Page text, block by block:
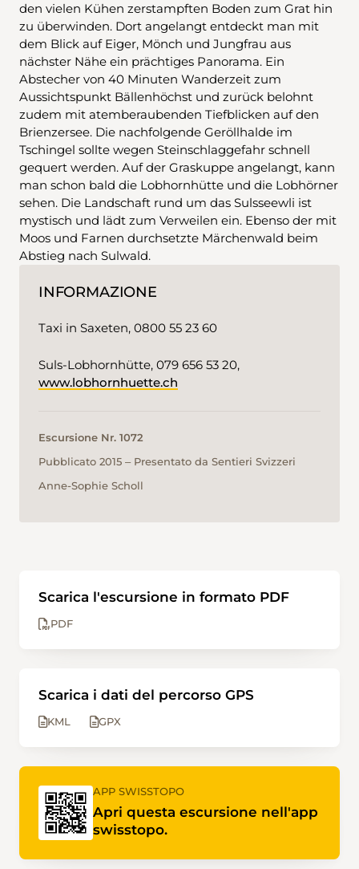
den vielen Kühen zerstampften Boden zum Grat hin
zu überwinden. Dort angelangt entdeckt man mit
dem Blick auf Eiger, Mönch und Jungfrau aus
nächster Nähe ein prächtiges Panorama. Ein
Abstecher von 40 Minuten Wanderzeit zum
Aussichtspunkt Bällenhöchst und zurück belohnt
zudem mit atemberaubenden Tiefblicken auf den
Brienzersee. Die nachfolgende Geröllhalde im
Tschingel sollte wegen Steinschlaggefahr schnell
gequert werden. Auf der Graskuppe angelangt, kann
man schon bald die Lobhornhütte und die Lobhörner
sehen. Die Landschaft rund um das Sulsseewli ist
mystisch und lädt zum Verweilen ein. Ebenso der mit
Moos und Farnen durchsetzte Märchenwald beim
Abstieg nach Sulwald.
INFORMAZIONE
Taxi in Saxeten, 0800 55 23 60
Suls-Lobhornhütte, 079 656 53 20,
www.lobhornhuette.ch
Escursione Nr. 1072
Pubblicato 2015 ‒ Presentato da Sentieri Svizzeri
Anne-Sophie Scholl
Scarica l'escursione in formato PDF
PDF
Scarica i dati del percorso GPS
KML GPX
APP SWISSTOPO
Apri questa escursione nell'app
swisstopo.